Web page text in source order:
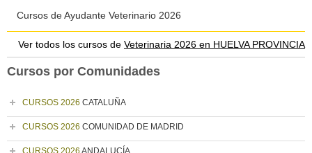
Cursos de Ayudante Veterinario 2026
Ver todos los cursos de Veterinaria 2026 en HUELVA PROVINCIA
Cursos por Comunidades
CURSOS 2026 CATALUÑA
CURSOS 2026 COMUNIDAD DE MADRID
CURSOS 2026 ANDALUCÍA